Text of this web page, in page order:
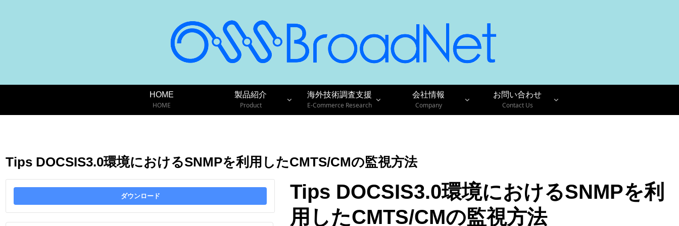
HOME
HOME
製品紹介
Product
海外技術調査支援
E-Commerce Research
会社情報
Company
お問い合わせ
Contact Us
Tips DOCSIS3.0環境におけるSNMPを利用したCMTS/CMの監視方法
ダウンロード
Tips DOCSIS3.0環境におけるSNMPを利
用したCMTS/CMの監視方法